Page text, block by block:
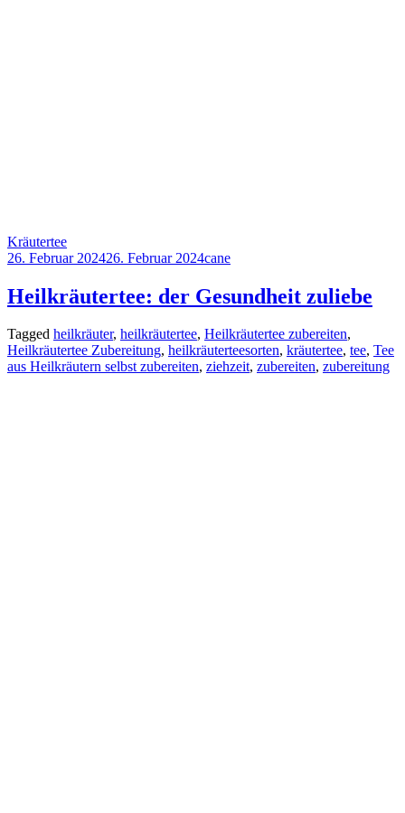
Kräutertee
26. Februar 202426. Februar 2024cane
Heilkräutertee: der Gesundheit zuliebe
Tagged heilkräuter, heilkräutertee, Heilkräutertee zubereiten,
Heilkräutertee Zubereitung, heilkräuterteesorten, kräutertee, tee, Tee
aus Heilkräutern selbst zubereiten, ziehzeit, zubereiten, zubereitung